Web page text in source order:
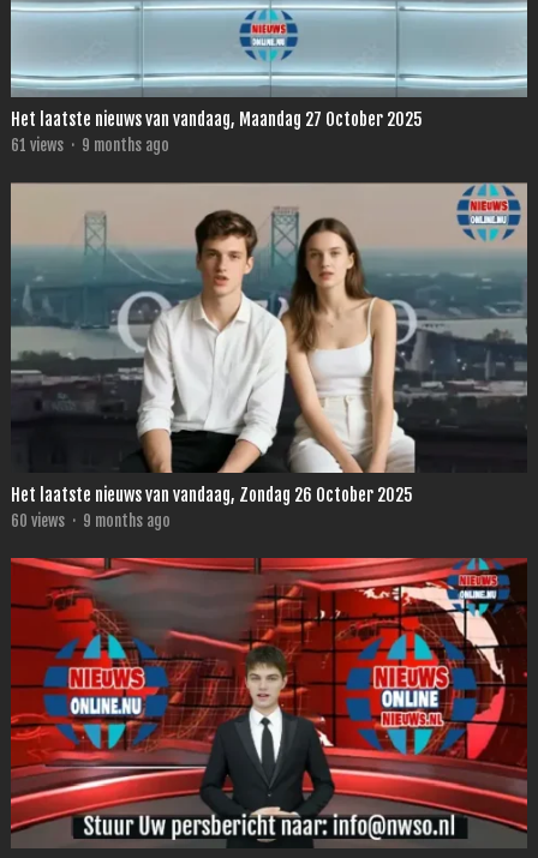
Het laatste nieuws van vandaag, Maandag 27 October 2025
61 views · 9 months ago
Het laatste nieuws van vandaag, Zondag 26 October 2025
60 views · 9 months ago